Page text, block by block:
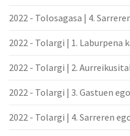
2022 - Tolosagasa | 4.
2022 - Tolargi | 1. Laburpena
2022 - Tolargi | 2.
2022 - Tolargi | 3. Gastuen
2022 - Tolargi | 4. Sarreren